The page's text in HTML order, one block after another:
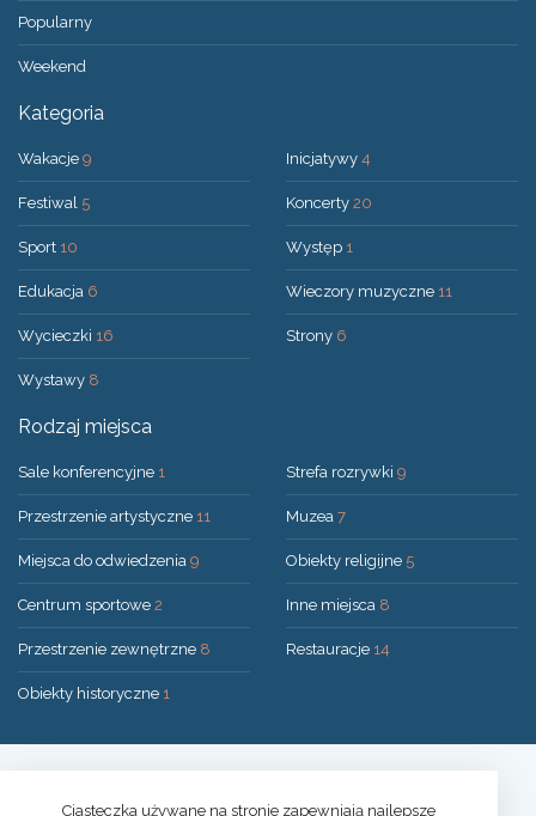
Popularny
Weekend
Kategoria
Wakacje 9
Festiwal 5
Sport 10
Edukacja 6
Wycieczki 16
Wystawy 8
Inicjatywy 4
Koncerty 20
Występ 1
Wieczory muzyczne 11
Strony 6
Rodzaj miejsca
Sale konferencyjne 1
Przestrzenie artystyczne 11
Miejsca do odwiedzenia 9
Centrum sportowe 2
Przestrzenie zewnętrzne 8
Obiekty historyczne 1
Strefa rozrywki 9
Muzea 7
Obiekty religijne 5
Inne miejsca 8
Restauracje 14
Ciasteczka używane na stronie zapewniają najlepsze